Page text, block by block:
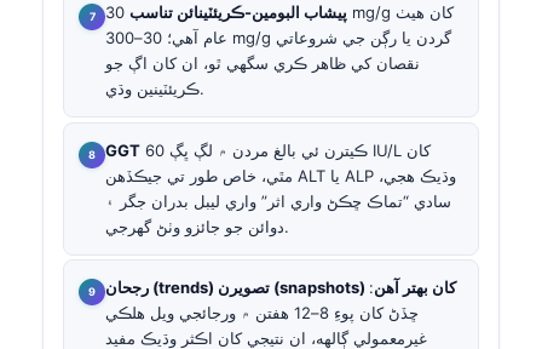
پيشاب البومين-ڪريئٽينائن تناسب 30 mg/g کان هيٺ
عام آهي؛ 30–300 mg/g گردن يا رڳن جي شروعاتي
نقصان کي ظاهر ڪري سگهي ٿو، ان کان اڳ جو
ڪريئٽينين وڌي.
GGT
مٿي، خاص طور تي جيڪڏهن ALT يا ALP وڌيڪ هجي،
سادي “تماڪ ڇڪڻ واري اثر” واري ليبل بدران جگر ۽
دوائن جو جائزو وٺڻ گهرجي.
رجحان (trends) تصويرن (snapshots) کان بهتر آهن:
ڇڏڻ کان پوءِ 8–12 هفتن ۾ ورجائجي ويل هلڪي
غيرمعمولي ڳالهه، ان نتيجي کان اڪثر وڌيڪ مفيد